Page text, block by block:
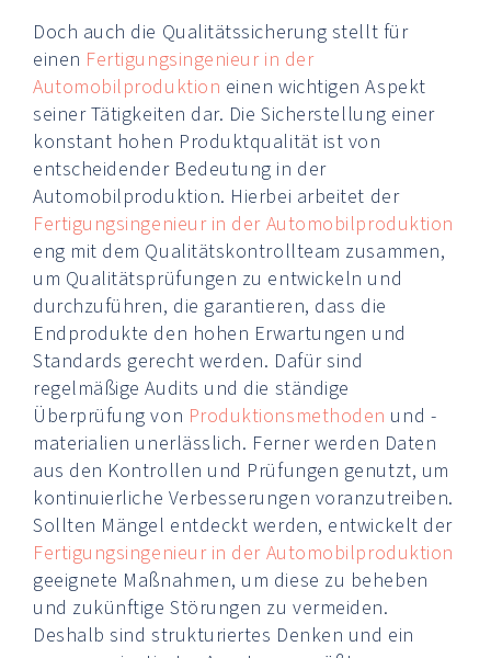
Doch auch die Qualitätssicherung stellt für
einen Fertigungsingenieur in der
Automobilproduktion einen wichtigen Aspekt
seiner Tätigkeiten dar. Die Sicherstellung einer
konstant hohen Produktqualität ist von
entscheidender Bedeutung in der
Automobilproduktion. Hierbei arbeitet der
Fertigungsingenieur in der Automobilproduktion
eng mit dem Qualitätskontrollteam zusammen,
um Qualitätsprüfungen zu entwickeln und
durchzuführen, die garantieren, dass die
Endprodukte den hohen Erwartungen und
Standards gerecht werden. Dafür sind
regelmäßige Audits und die ständige
Überprüfung von Produktionsmethoden und -
materialien unerlässlich. Ferner werden Daten
aus den Kontrollen und Prüfungen genutzt, um
kontinuierliche Verbesserungen voranzutreiben.
Sollten Mängel entdeckt werden, entwickelt der
Fertigungsingenieur in der Automobilproduktion
geeignete Maßnahmen, um diese zu beheben
und zukünftige Störungen zu vermeiden.
Deshalb sind strukturiertes Denken und ein